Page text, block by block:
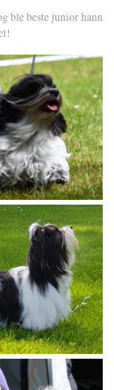
ble beste junior hann